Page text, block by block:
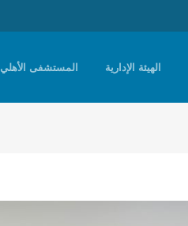
الهيئة الإدارية المستشفى الأهلي